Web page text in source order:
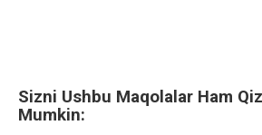
Sizni Ushbu Maqolalar Ham
Mumkin: